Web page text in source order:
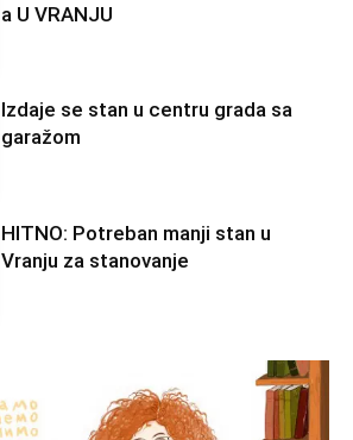
a U VRANJU
Izdaje se stan u centru grada sa
garažom
HITNO: Potreban manji stan u
Vranju za stanovanje